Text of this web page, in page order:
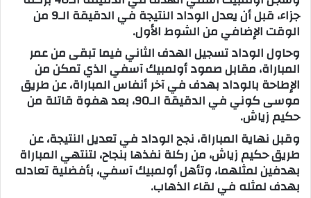
و
ا
جزاء، قبل أن يعدل الوداد النتيجة في الدقيقة الـ9 من
الوقت الإضافي من الشوط الأول.
وحاول الوداد تسجيل الهدف الثاني فيما تبقى من عمر
المباراة، مقابل صمود أولمبيك آسفي الذي تمكن من
الإطاحة بالوداد بهدف في آخر أنفاس المباراة، عن طريق
موسى كوني في الدقيقة الـ90، بعد هفوة قاتلة من
حكيم زياش.
وقبل نهاية المباراة، نجح الوداد في تعديل النتيجة، عن
طريق حكيم زياش، من ركلة نفذها بنجاح، لتنتهي المباراة
بهدفين لمثلهما، وتأهل أولمبيك آسفي، بأفضلية تعادله
بهدف لمثله في لقاء الذهاب.